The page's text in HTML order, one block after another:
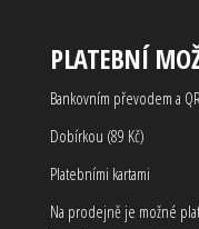
PLATEBNÍ
Bankovním převodem a
Dobírkou (89 Kč)
Platebními kartami
Na prodejně je možné